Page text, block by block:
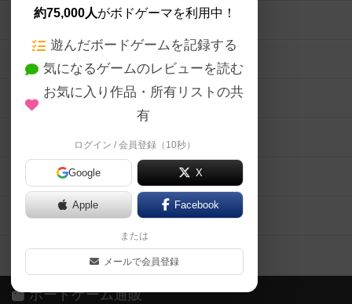
約75,000人がボドゲーマを利用中！
遊んだボードゲームを記録する
気になるゲームのレビューを読む
お気に入り作品・所有リストの共
有
ログイン / 会員登録（10秒）
Google X
Apple Facebook
または
メールで会員登録
ボードゲームの新着レビュー
ボードゲーム会情報
メカニクス特集
掲示板・トピックス
ボドとも・会員一覧
ボードゲーム業界コラム
ボドゲーマご利用案内
ボードゲーム通販